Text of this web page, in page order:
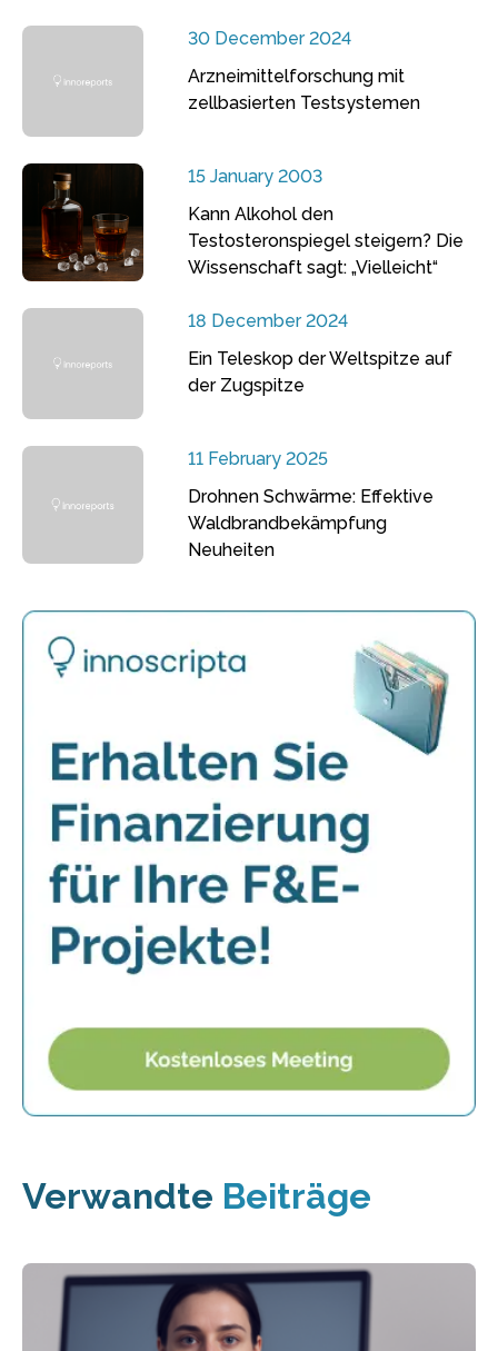
30 December 2024
Arzneimittelforschung mit
zellbasierten Testsystemen
15 January 2003
Kann Alkohol den
Testosteronspiegel steigern? Die
Wissenschaft sagt: „Vielleicht“
18 December 2024
Ein Teleskop der Weltspitze auf
der Zugspitze
11 February 2025
Drohnen Schwärme: Effektive
Waldbrandbekämpfung
Neuheiten
Verwandte Beiträge